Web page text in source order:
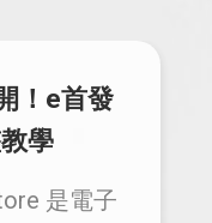
！e首發
學
是電子